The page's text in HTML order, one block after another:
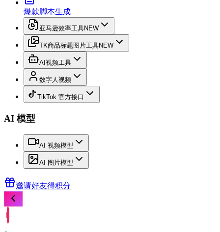
爆款脚本生成
亚马逊效率工具NEW
TK商品标题图片工具NEW
AI视频工具
数字人视频
TikTok 官方接口
AI 模型
AI 视频模型
AI 图片模型
邀请好友得积分